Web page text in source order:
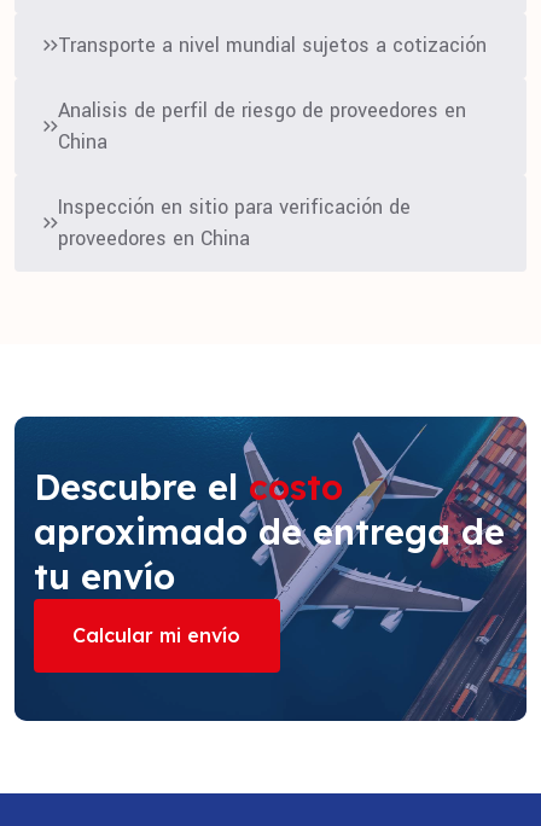
Transporte a nivel mundial sujetos a cotización
Analisis de perfil de riesgo de proveedores en
China
Inspección en sitio para verificación de
proveedores en China
Descubre el costo
aproximado de entrega de
tu envío
Calcular mi envío